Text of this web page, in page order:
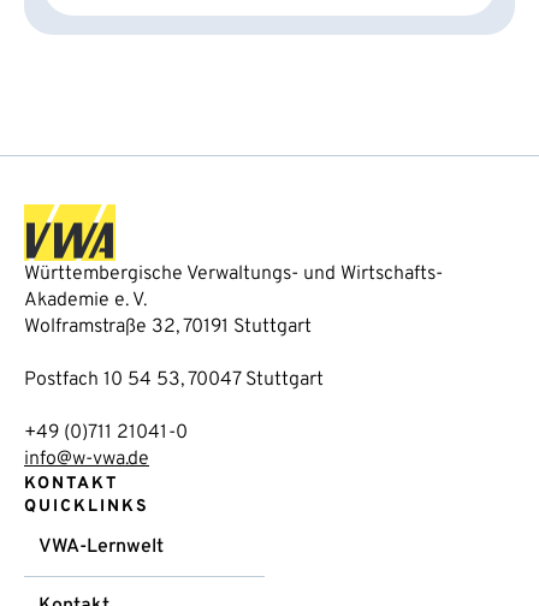
Württembergische Verwaltungs- und Wirtschafts-
Akademie e. V.
Wolframstraße 32, 70191 Stuttgart
Postfach 10 54 53, 70047 Stuttgart
+49 (0)711 21041-0
info@w-vwa.de
KONTAKT
QUICKLINKS
VWA-Lernwelt